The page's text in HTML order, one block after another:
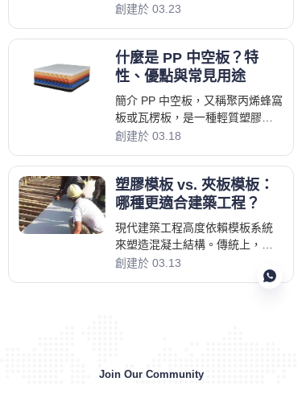
的用途。 PP瓦楞板因其輕巧的結
用於包裝應用。
創建於 03.23
什麼是 PP 中空板？特
性、優點與常見用途
簡介 PP 中空板，又稱聚丙烯蜂窩
板或瓦楞板，是一種輕質塑膠材
料，廣泛應用於包裝、廣告和保
製成，具有中空結構
創建於 03.18
塑膠模板 vs. 夾板模板：
哪種更適合建築工程？
現代建築工程高度依賴模板系統
來塑造混凝土結構。傳統上，由
於初始成本低且易於取得，膠合
板模板被廣泛使用。 然而，可重
創建於 03.13
Join Our Community